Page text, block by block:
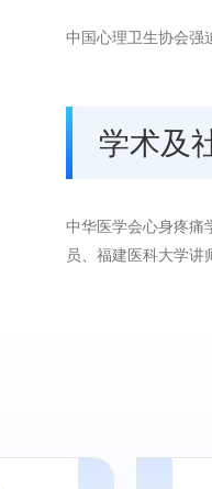
中国心理卫生协会强
学术及
中华医学会心身疼痛
员、福建医科大学讲